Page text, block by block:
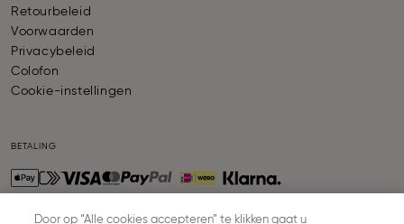
Retourbeleid
Voorwaarden
Privacybeleid
Colofon
Cookie-instellingen
BETALING
Door op “Alle cookies accepteren” te klikken gaat u